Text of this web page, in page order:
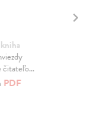
čitateľo...
PDF